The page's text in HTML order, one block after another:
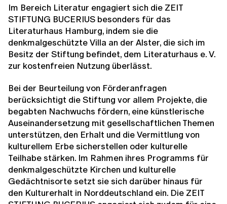
Im Bereich Literatur engagiert sich die ZEIT
STIFTUNG BUCERIUS besonders für das
Literaturhaus Hamburg, indem sie die
denkmalgeschützte Villa an der Alster, die sich im
Besitz der Stiftung befindet, dem Literaturhaus e. V.
zur kostenfreien Nutzung überlässt.
Bei der Beurteilung von Förderanfragen
berücksichtigt die Stiftung vor allem Projekte, die
begabten Nachwuchs fördern, eine künstlerische
Auseinandersetzung mit gesellschaftlichen Themen
unterstützen, den Erhalt und die Vermittlung von
kulturellem Erbe sicherstellen oder kulturelle
Teilhabe stärken. Im Rahmen ihres Programms für
denkmalgeschützte Kirchen und kulturelle
Gedächtnisorte setzt sie sich darüber hinaus für
den Kulturerhalt in Norddeutschland ein. Die ZEIT